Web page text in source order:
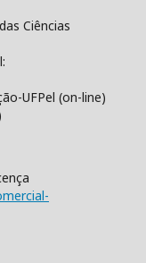
Ciências
UFPel (on-line)